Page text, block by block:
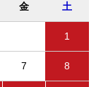
金 土
1
7 8